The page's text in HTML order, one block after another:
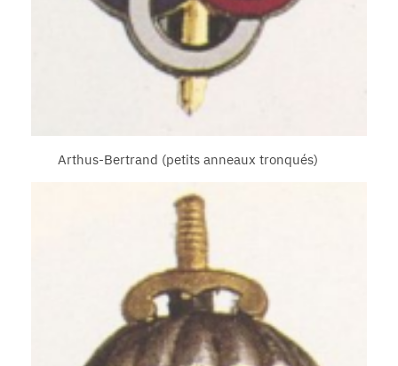
Arthus-Bertrand (petits anneaux tronqués)